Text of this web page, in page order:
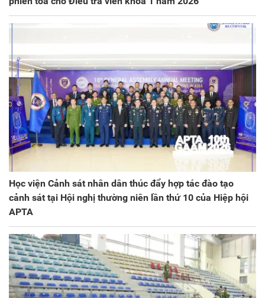
Học viện Cảnh sát nhân dân thúc đẩy hợp tác đào tạo
cảnh sát tại Hội nghị thường niên lần thứ 10 của Hiệp hội
APTA